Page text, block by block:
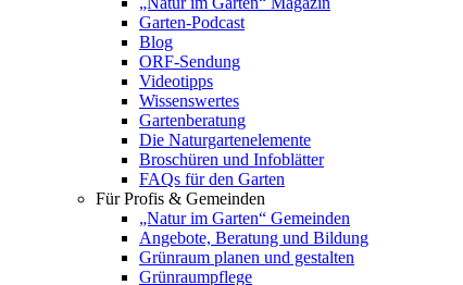
Garten-Podcast
Blog
ORF-Sendung
Videotipps
Wissenswertes
Gartenberatung
Die Naturgartenelemente
Broschüren und Infoblätter
FAQs für den Garten
Für Profis & Gemeinden
„Natur im Garten“ Gemeinden
Angebote, Beratung und Bildung
Grünraum planen und gestalten
Grünraumpflege